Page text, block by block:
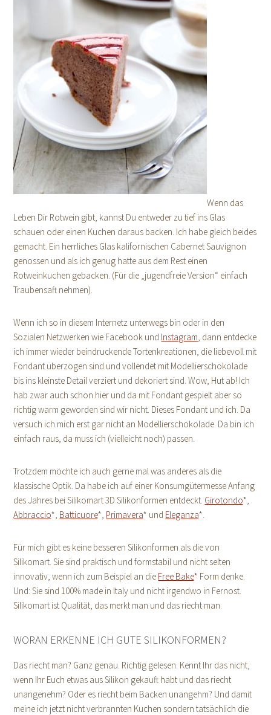
Wenn das
Leben Dir Rotwein gibt, kannst Du entweder zu tief ins Glas
schauen oder einen Kuchen daraus backen. Ich habe gleich beides
gemacht. Ein herrliches Glas kalifornischen Cabernet Sauvignon
genossen und als ich genug hatte aus dem Rest einen
Rotweinkuchen gebacken. (Für die „jugendfreie Version“ einfach
Traubensaft nehmen).
Wenn ich so in diesem Internetz unterwegs bin oder in den
Sozialen Netzwerken wie Facebook und Instagram, dann entdecke
ich immer wieder beindruckende Tortenkreationen, die liebevoll mit
Fondant überzogen sind und vollendet mit Modellierschokolade
bis ins kleinste Detail verziert und dekoriert sind. Wow, Hut ab! Ich
hab zwar auch schon hier und da mit Fondant gespielt aber so
richtig warm geworden sind wir nicht. Dieses Fondant und ich. Da
versuch ich mich erst gar nicht an Modellierschokolade. Da bin ich
einfach raus, da muss ich (vielleicht noch) passen.
Trotzdem möchte ich auch gerne mal was anderes als die
klassische Optik. Da habe ich auf einer Konsumgütermesse Anfang
des Jahres bei Silikomart 3D Silikonformen entdeckt. Girotondo*,
Abbraccio*, Batticuore*, Primavera* und Eleganza*.
Für mich gibt es keine besseren Silikonformen als die von
Silikomart. Sie sind praktisch und formstabil und nicht selten
innovativ, wenn ich zum Beispiel an die Free Bake* Form denke.
Und: Sie sind 100% made in Italy und nicht irgendwo in Fernost.
Silikomart ist Qualität, das merkt man und das riecht man.
WORAN ERKENNE ICH GUTE SILIKONFORMEN?
Das riecht man? Ganz genau. Richtig gelesen. Kennt Ihr das nicht,
wenn Ihr Euch etwas aus Silikon gekauft habt und das riecht
unangenehm? Oder es riecht beim Backen unangehm? Und damit
meine ich jetzt nicht verbrannten Kuchen sondern tatsächlich die